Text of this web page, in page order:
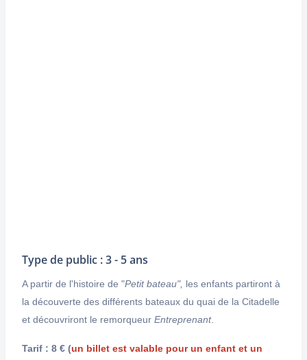
Type de public : 3 - 5 ans
A partir de l'histoire de "Petit bateau", les enfants partiront à
la découverte des différents bateaux du quai de la Citadelle
et découvriront le remorqueur Entreprenant.
Tarif : 8 € (un billet est valable pour un enfant et un